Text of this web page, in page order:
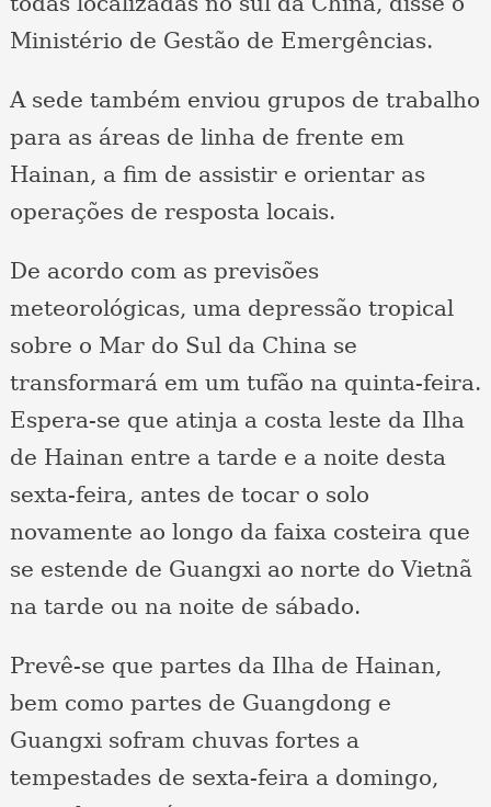
Ministério de Gestão de Emergências.
A sede também enviou grupos de trabalho
para as áreas de linha de frente em
Hainan, a fim de assistir e orientar as
operações de resposta locais.
De acordo com as previsões
meteorológicas, uma depressão tropical
sobre o Mar do Sul da China se
transformará em um tufão na quinta-feira.
Espera-se que atinja a costa leste da Ilha
de Hainan entre a tarde e a noite desta
sexta-feira, antes de tocar o solo
novamente ao longo da faixa costeira que
se estende de Guangxi ao norte do Vietnã
na tarde ou na noite de sábado.
Prevê-se que partes da Ilha de Hainan,
bem como partes de Guangdong e
Guangxi sofram chuvas fortes a
tempestades de sexta-feira a domingo,